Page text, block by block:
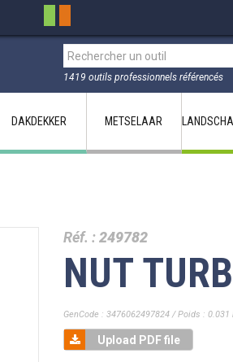
1419 outils professionnels référencés
DAKDEKKER METSELAAR
Réf. :249782
NUT
GenCode : 3476062497824 / Poids : 0.031
Upload PDF file